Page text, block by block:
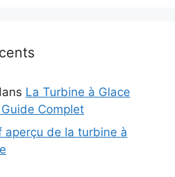
La Turbine à Glace
Complet
aperçu de la turbine à